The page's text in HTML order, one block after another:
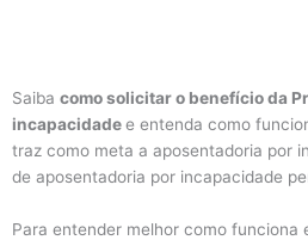
Saiba como solicitar o benefício da
incapacidadee entenda como
traz como meta a aposentadoria por
de aposentadoria por incapacidade
Para entender melhor como funciona